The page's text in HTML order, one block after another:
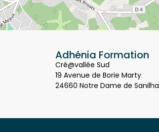
Cré@vallée Sud
19 Avenue de Borie Marty
24660 Notre Dame de Sanilhac